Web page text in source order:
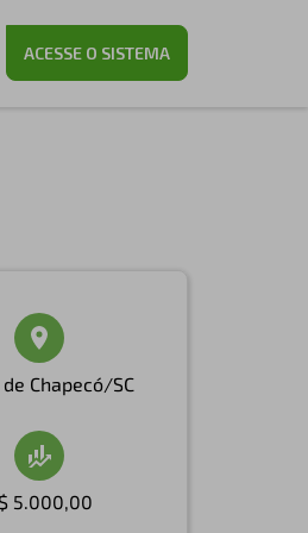
ACESSE O SISTEMA
Chapecó/SC
5.000,00